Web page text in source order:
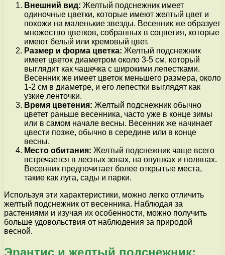
Внешний вид: Желтый подснежник имеет
одиночные цветки, которые имеют желтый цвет и
похожи на маленькие звезды. Весенник же образует
множество цветков, собранных в соцветия, которые
имеют белый или кремовый цвет.
Размер и форма цветка: Желтый подснежник
имеет цветок диаметром около 3-5 см, который
выглядит как чашечка с широкими лепестками.
Весенник же имеет цветок меньшего размера, около
1-2 см в диаметре, и его лепестки выглядят как
узкие ленточки.
Время цветения: Желтый подснежник обычно
цветет раньше весенника, часто уже в конце зимы
или в самом начале весны. Весенник же начинает
цвести позже, обычно в середине или в конце
весны.
Место обитания: Желтый подснежник чаще всего
встречается в лесных зонах, на опушках и полянах.
Весенник предпочитает более открытые места,
такие как луга, сады и парки.
Используя эти характеристики, можно легко отличить
желтый подснежник от весенника. Наблюдая за
растениями и изучая их особенности, можно получить
больше удовольствия от наблюдения за природой
весной.